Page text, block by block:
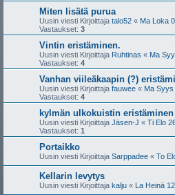
Miten lisätä purua
Uusin viesti Kirjoittaja talo52 « Ma Loka
Vastaukset: 3
Vintin eristäminen.
Uusin viesti Kirjoittaja Ruhtinas « Ma
Vastaukset: 4
Vanhan viileäkaapin (?)
Uusin viesti Kirjoittaja fauwee « Ma
Vastaukset: 4
kylmän ulkokuistin eristäminen
Uusin viesti Kirjoittaja Jäsen-J « Ti Elo
Vastaukset: 1
Portaikko
Uusin viesti Kirjoittaja Sarppadee « To
Kellarin levytys
Uusin viesti Kirjoittaja kalju « La Heinä